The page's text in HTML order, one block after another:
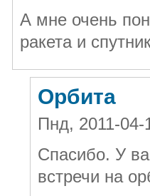
А мне очень
ракета и
Орбита
Пнд, 2011-
Спасибо. У
встречи на